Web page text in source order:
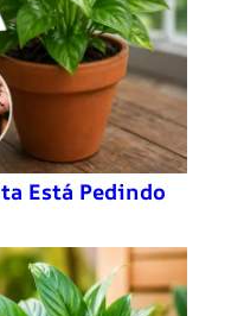
Está Pedindo